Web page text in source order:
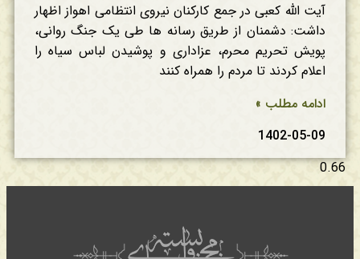
آیت الله کعبی در جمع کارکنان نیروی انتظامی اهواز اظهار
داشت: دشمنان از طریق رسانه ها طی یک جنگ روانی،
پویش تحریم محرم، عزاداری و پوشیدن لباس سیاه را
اعلام کردند تا مردم را همراه کنند
ادامه مطلب »
1402-05-09